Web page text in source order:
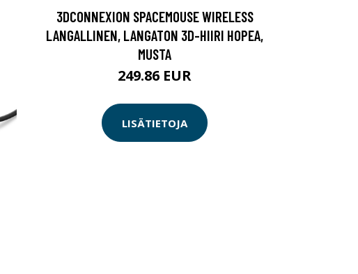
3DCONNEXION SPACEMOUSE WIRELESS
LANGALLINEN, LANGATON 3D-HIIRI HOPEA,
MUSTA
249.86 EUR
LISÄTIETOJA